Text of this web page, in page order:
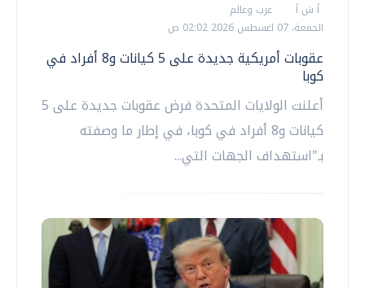
أ ش أ
عرب وعالم
الجمعة، 07 اغسطس 2026 02:02 ص
عقوبات أمريكية جديدة على 5 كيانات و8 أفراد في
كوبا
أعلنت الولايات المتحدة فرض عقوبات جديدة على 5
كيانات و8 أفراد في كوبا، في إطار ما وصفته
بـ"استهداف الجهات التي...